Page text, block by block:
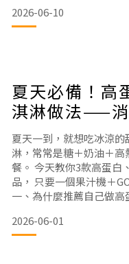
趨勢一：個人化營養 ——
什麼是個人化營養？
2026-06-10
夏天必備！高
淇淋做法——
夏天一到，就想吃冰涼
淋，常常是糖＋奶油＋
餐。 今天教你3款高蛋白
品， 只要一個果汁機＋
一、為什麼推薦自己做
通常低於5g20g以上熱量
還想再吃喝完有飽足感營
2026-06-01